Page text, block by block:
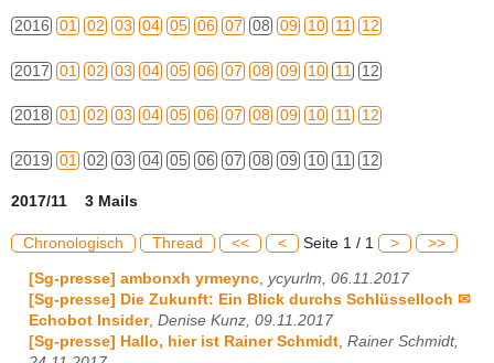
2016 01 02 03 04 05 06 07 08 09 10 11 12
2017 01 02 03 04 05 06 07 08 09 10 11 12
2018 01 02 03 04 05 06 07 08 09 10 11 12
2019 01 02 03 04 05 06 07 08 09 10 11 12
2017/11 3 Mails
Chronologisch Thread << < Seite 1 / 1 > >>
[Sg-presse] ambonxh yrmeync, ycyurlm, 06.11.2017
[Sg-presse] Die Zukunft: Ein Blick durchs Schlüsselloch ✉
Echobot Insider, Denise Kunz, 09.11.2017
[Sg-presse] Hallo, hier ist Rainer Schmidt, Rainer Schmidt,